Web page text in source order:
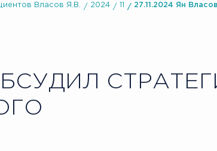
Власов Я.В. 2024 11 27.11.2024 Ян